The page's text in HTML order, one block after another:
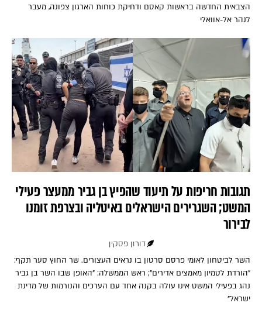
הצבאית החדשה בראשות קאסם ודחיקת כוחות הארגון צפונה, מעבר
לנהר אל-אוואלי
תגובות חריפות על תיעוד שהפיץ בן גביר ממעצר פעילי
המשט; השגרירים הישראלים באיטליה ובצרפת זומנו
לבירור
דורון פסקין
השר לביטחון לאומי פרסם סרטון בו נראים העצורים. שר החוץ סער תקף:
"הורדת לטמיון מאמצים אדירים"; ראש הממשלה: "האופן שבו השר בן גביר
נהג בפעילי המשט אינו עולה בקנה אחד עם הערכים והנורמות של מדינת
ישראל"